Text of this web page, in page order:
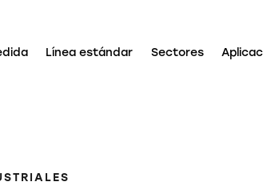
Línea estándar Sectores